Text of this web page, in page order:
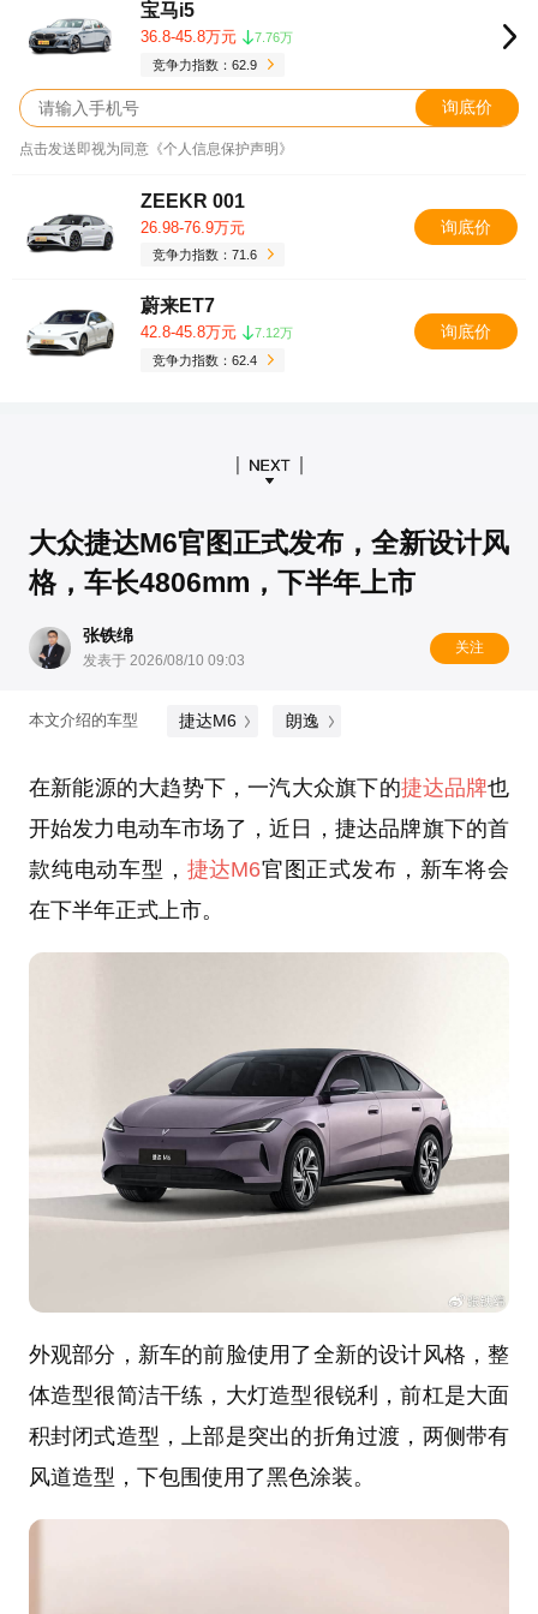
宝马i5
36.8-45.8万元
7.76万
竞争力指数：62.9
询底价
点击发送即视为同意《个人信息保护声明》
ZEEKR 001
26.98-76.9万元
竞争力指数：71.6
询底价
蔚来ET7
42.8-45.8万元
7.12万
竞争力指数：62.4
询底价
大众捷达M6官图正式发布，全新设计风
格，车长4806mm，下半年上市
张铁绵
发表于 2026/08/10 09:03
关注
本文介绍的车型 捷达M6 朗逸
在新能源的大趋势下，一汽大众旗下的捷达品牌也
开始发力电动车市场了，近日，捷达品牌旗下的首
款纯电动车型， 捷达M6官图正式发布，新车将会
在下半年正式上市。
外观部分，新车的前脸使用了全新的设计风格，整
体造型很简洁干练，大灯造型很锐利，前杠是大面
积封闭式造型，上部是突出的折角过渡，两侧带有
风道造型，下包围使用了黑色涂装。